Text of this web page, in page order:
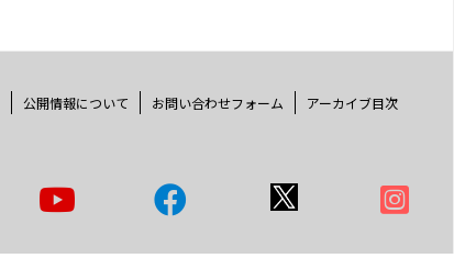
公開情報について お問い合わせフォーム アーカイブ目次